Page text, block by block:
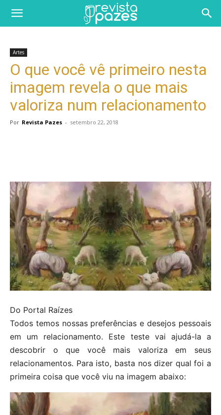
Artes
O que você vê primeiro nesta
imagem revela o que mais
valoriza num relacionamento
Por Revista Pazes - setembro 22, 2018
Do Portal Raízes
Todos temos nossas preferências e desejos pessoais
em um relacionamento. Este teste vai ajudá-la a
descobrir o que você mais valoriza em seus
relacionamentos. Para isto, basta nos dizer qual foi a
primeira coisa que você viu na imagem abaixo: